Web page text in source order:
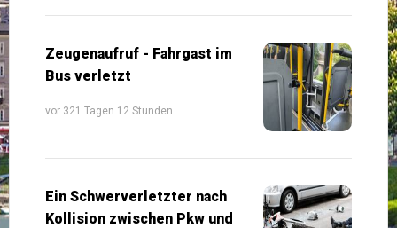
Zeugenaufruf - Fahrgast im
Bus verletzt
vor 321 Tagen 12 Stunden
Ein Schwerverletzter nach
Kollision zwischen Pkw und